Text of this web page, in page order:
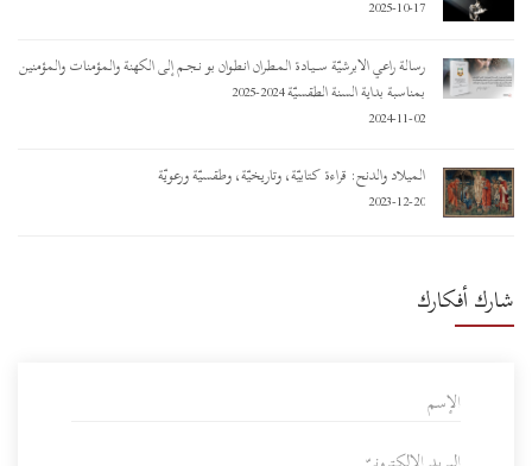
2025-10-17
رسالة راعي الأبرشيّة ســـيـادة المـطـران أنـطـوان بو نـجـم إلى الكهنة والمؤمنات والمؤمنين
بمناسبة بداية السنة الطقسيّة 2024-2025
2024-11-02
الميلاد والدنح: قراءة كتابيّة، وتاريخيّة، وطقسيّة ورعويّة
2023-12-20
شارك أفكارك